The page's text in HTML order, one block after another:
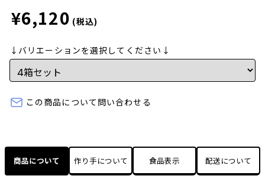
¥6,120 (税込)
↓バリエーションを選択してください↓
この商品について問い合わせる
商品について 作り手について 食品表示 配送について